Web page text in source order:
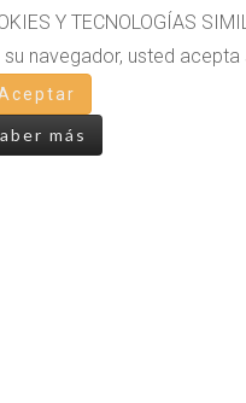
Y TECNOLOGÍAS
navegador, usted acepta
más